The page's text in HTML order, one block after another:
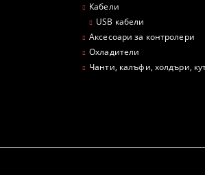
Кабели
USB кабели
Аксесоари за контролери
Охладители
Чанти, калъфи, холдъри,